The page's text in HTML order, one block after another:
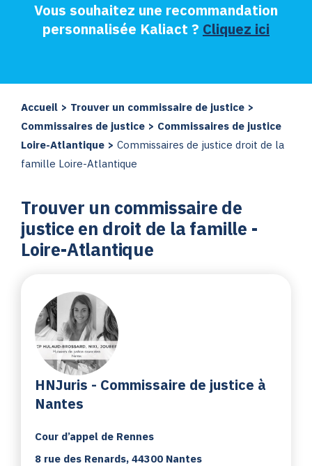
Vous souhaitez une recommandation
personnalisée Kaliact ? Cliquez ici
Accueil > Trouver un commissaire de justice >
Commissaires de justice > Commissaires de justice
Loire-Atlantique > Commissaires de justice droit de la
famille Loire-Atlantique
Trouver un commissaire de
justice en droit de la famille -
Loire-Atlantique
HNJuris - Commissaire de justice à
Nantes
Cour d’appel de Rennes
8 rue des Renards, 44300 Nantes